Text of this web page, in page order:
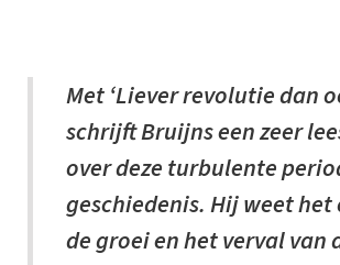
Met ‘Liever revolutie dan
schrijft Bruijns een zeer
over deze turbulente
geschiedenis. Hij weet
de groei en het verval van